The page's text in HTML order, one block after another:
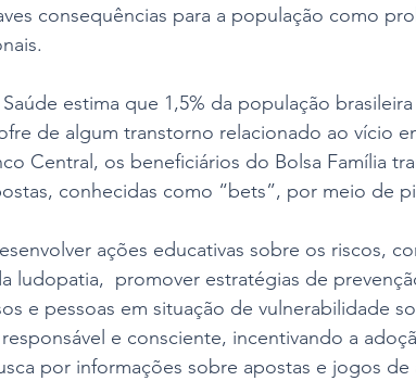
consequências para a população como
estima que 1,5% da população
de algum transtorno relacionado ao vício
Central, os beneficiários do Bolsa Família
conhecidas como “bets”, por meio de
ações educativas sobre os riscos,
ludopatia,  promover estratégias de
e pessoas em situação de vulnerabilidade
e consciente, incentivando a
por informações sobre apostas e jogos de